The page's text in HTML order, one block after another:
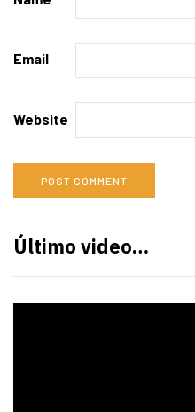
Email
Website
Último video…